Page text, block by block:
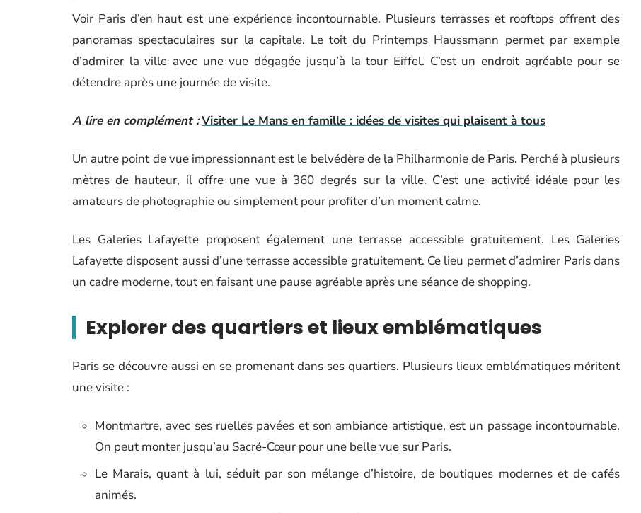
Voir Paris d’en haut est une expérience incontournable. Plusieurs terrasses et rooftops offrent des
panoramas spectaculaires sur la capitale. Le toit du Printemps Haussmann permet par exemple
d’admirer la ville avec une vue dégagée jusqu’à la tour Eiffel. C’est un endroit agréable pour se
détendre après une journée de visite.
A lire en complément :Visiter Le Mans en famille : idées de visites qui plaisent à tous
Un autre point de vue impressionnant est le belvédère de la Philharmonie de Paris. Perché à plusieurs
mètres de hauteur, il offre une vue à 360 degrés sur la ville. C’est une activité idéale pour les
amateurs de photographie ou simplement pour profiter d’un moment calme.
Les Galeries Lafayette proposent également une terrasse accessible gratuitement. Les Galeries
Lafayette disposent aussi d’une terrasse accessible gratuitement. Ce lieu permet d’admirer Paris dans
un cadre moderne, tout en faisant une pause agréable après une séance de shopping.
Explorer des quartiers et lieux emblématiques
Paris se découvre aussi en se promenant dans ses quartiers. Plusieurs lieux emblématiques méritent
une visite :
Montmartre, avec ses ruelles pavées et son ambiance artistique, est un passage incontournable.
On peut monter jusqu’au Sacré-Cœur pour une belle vue sur Paris.
Le Marais, quant à lui, séduit par son mélange d’histoire, de boutiques modernes et de cafés
animés.